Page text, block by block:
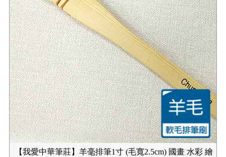
【我愛中華筆莊】羊毫排筆1寸 (毛寬2.5cm) 國畫 水彩 繪